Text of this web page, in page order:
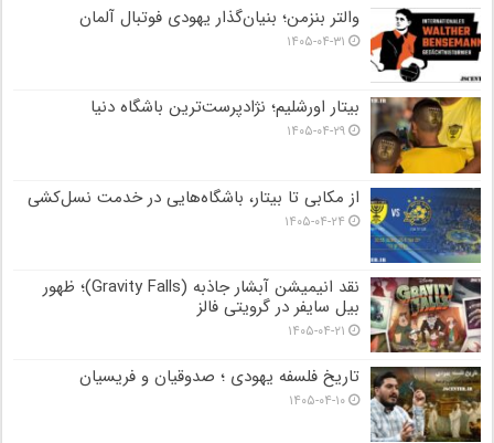
والتر بنزمن؛ بنیان‌گذار یهودی فوتبال آلمان
۱۴۰۵-۰۴-۳۱
بیتار اورشلیم؛ نژادپرست‌ترین باشگاه دنیا
۱۴۰۵-۰۴-۲۹
از مکابی تا بیتار، باشگاه‌هایی در خدمت نسل‌کشی
۱۴۰۵-۰۴-۲۴
نقد انیمیشن آبشار جاذبه (Gravity Falls)؛ ظهور
بیل سایفر در گرویتی فالز
۱۴۰۵-۰۴-۲۱
تاریخ فلسفه یهودی ؛ صدوقیان و فریسیان
۱۴۰۵-۰۴-۱۰